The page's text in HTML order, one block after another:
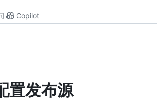
Copilot
置发布源